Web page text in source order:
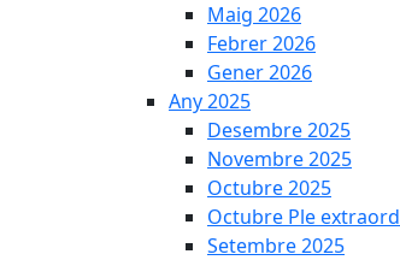
Maig 2026
Febrer 2026
Gener 2026
Any 2025
Desembre 2025
Novembre 2025
Octubre 2025
Octubre Ple
Setembre 2025